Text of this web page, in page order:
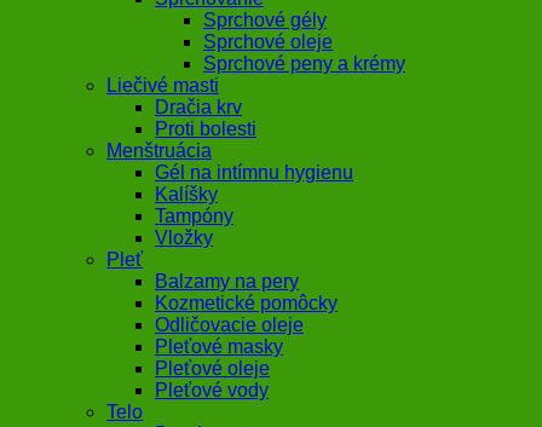
Sprchové gély
Sprchové oleje
Sprchové peny a krémy
Liečivé masti
Dračia krv
Proti bolesti
Menštruácia
Gél na intímnu hygienu
Kalíšky
Tampóny
Vložky
Pleť
Balzamy na pery
Kozmetické pomôcky
Odličovacie oleje
Pleťové masky
Pleťové oleje
Pleťové vody
Telo